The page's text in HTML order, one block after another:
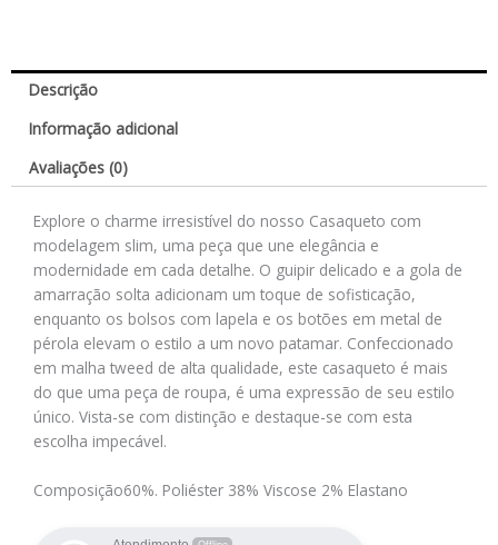
Descrição
Informação adicional
Avaliações (0)
Explore o charme irresistível do nosso Casaqueto com
modelagem slim, uma peça que une elegância e
modernidade em cada detalhe. O guipir delicado e a gola de
amarração solta adicionam um toque de sofisticação,
enquanto os bolsos com lapela e os botões em metal de
pérola elevam o estilo a um novo patamar. Confeccionado
em malha tweed de alta qualidade, este casaqueto é mais
do que uma peça de roupa, é uma expressão de seu estilo
único. Vista-se com distinção e destaque-se com esta
escolha impecável.
Composição60%. Poliéster 38% Viscose 2% Elastano